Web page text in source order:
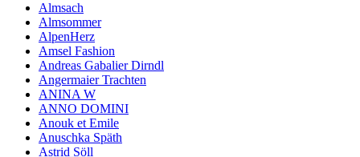
Almsach
Almsommer
AlpenHerz
Amsel Fashion
Andreas Gabalier Dirndl
Angermaier Trachten
ANINA W
ANNO DOMINI
Anouk et Emile
Anuschka Späth
Astrid Söll